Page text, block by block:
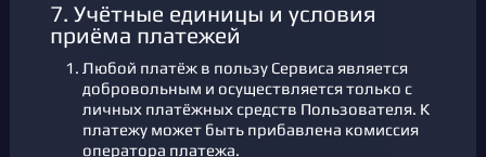
7. Учётные единицы и условия
приёма платежей
Любой платёж в пользу Сервиса является
добровольным и осуществляется только с
личных платёжных средств Пользователя. К
платежу может быть прибавлена комиссия
оператора платежа.